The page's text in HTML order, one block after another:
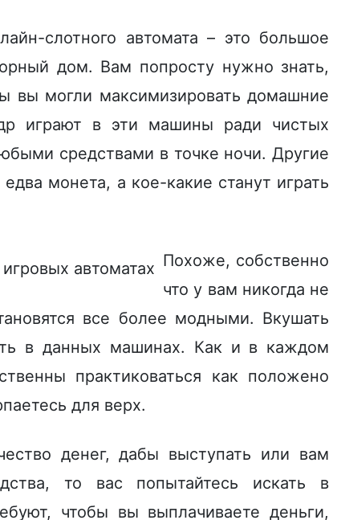
слотного автомата – это большое
дом. Вам попросту нужно знать,
вы могли максимизировать домашние
играют в эти машины ради чистых
средствами в точке ночи. Другие
монета, а кое-какие станут играть
Похоже, собственно
что у вам никогда не
все более модными. Вкушать
в данных машинах. Как и в каждом
практиковаться как положено
для верх.
денег, дабы выступать или вам
то вас попытайтесь искать в
чтобы вы выплачиваете деньги,